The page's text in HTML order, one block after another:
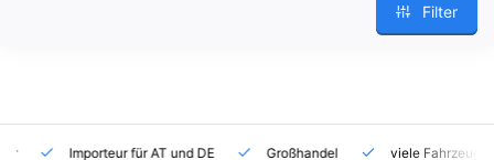
Filter
Importeur für AT und DE Großhandel viele Fahrzeuge auf